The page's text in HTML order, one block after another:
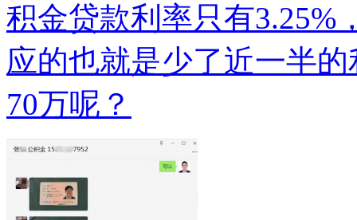
积金贷款利率只有3.25%
应的也就是少了近一半
70万呢？